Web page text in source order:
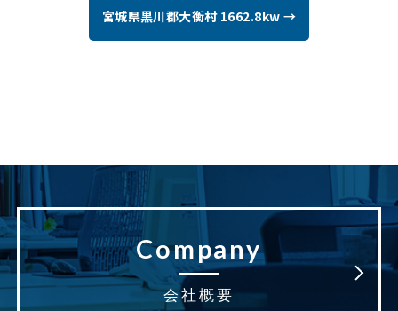
宮城県黒川郡大衡村 1662.8kw →
Company
会社概要